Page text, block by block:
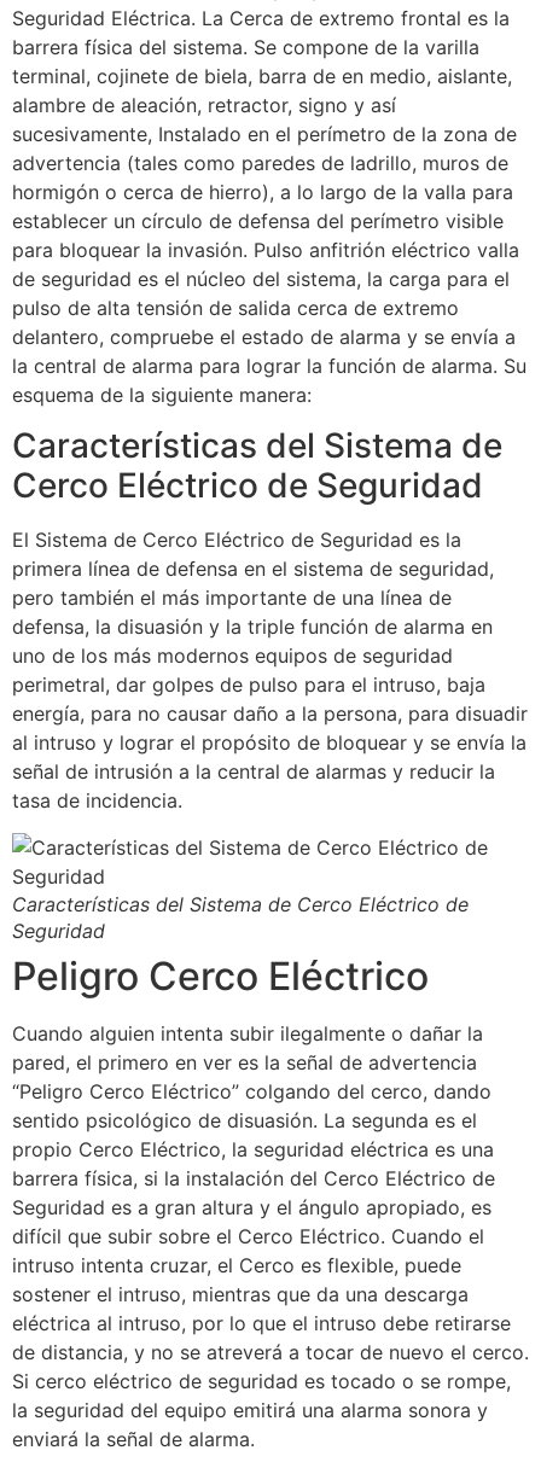
Seguridad Eléctrica. La Cerca de extremo frontal es la
barrera física del sistema. Se compone de la varilla
terminal, cojinete de biela, barra de en medio, aislante,
alambre de aleación, retractor, signo y así
sucesivamente, Instalado en el perímetro de la zona de
advertencia (tales como paredes de ladrillo, muros de
hormigón o cerca de hierro), a lo largo de la valla para
establecer un círculo de defensa del perímetro visible
para bloquear la invasión. Pulso anfitrión eléctrico valla
de seguridad es el núcleo del sistema, la carga para el
pulso de alta tensión de salida cerca de extremo
delantero, compruebe el estado de alarma y se envía a
la central de alarma para lograr la función de alarma. Su
esquema de la siguiente manera:
Características del Sistema de
Cerco Eléctrico de Seguridad
El Sistema de Cerco Eléctrico de Seguridad es la
primera línea de defensa en el sistema de seguridad,
pero también el más importante de una línea de
defensa, la disuasión y la triple función de alarma en
uno de los más modernos equipos de seguridad
perimetral, dar golpes de pulso para el intruso, baja
energía, para no causar daño a la persona, para disuadir
al intruso y lograr el propósito de bloquear y se envía la
señal de intrusión a la central de alarmas y reducir la
tasa de incidencia.
Características del Sistema de Cerco Eléctrico de
Seguridad
Peligro Cerco Eléctrico
Cuando alguien intenta subir ilegalmente o dañar la
pared, el primero en ver es la señal de advertencia
“Peligro Cerco Eléctrico” colgando del cerco, dando
sentido psicológico de disuasión. La segunda es el
propio Cerco Eléctrico, la seguridad eléctrica es una
barrera física, si la instalación del Cerco Eléctrico de
Seguridad es a gran altura y el ángulo apropiado, es
difícil que subir sobre el Cerco Eléctrico. Cuando el
intruso intenta cruzar, el Cerco es flexible, puede
sostener el intruso, mientras que da una descarga
eléctrica al intruso, por lo que el intruso debe retirarse
de distancia, y no se atreverá a tocar de nuevo el cerco.
Si cerco eléctrico de seguridad es tocado o se rompe,
la seguridad del equipo emitirá una alarma sonora y
enviará la señal de alarma.